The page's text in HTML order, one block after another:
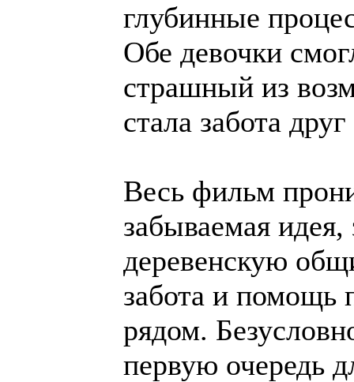
глубинные
Обе девочки
страшный из
стала забота
Весь фильм
забываемая
деревенскую
забота и помощь
рядом.
первую очередь